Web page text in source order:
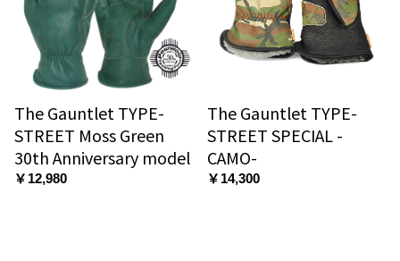
The Gauntlet TYPE-
STREET Moss Green
30th Anniversary model
￥12,980
The Gauntlet TYPE-
STREET SPECIAL -
CAMO-
￥14,300